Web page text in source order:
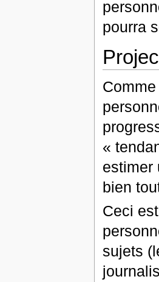
pourra
«
estimer
bien
Ceci
sujets